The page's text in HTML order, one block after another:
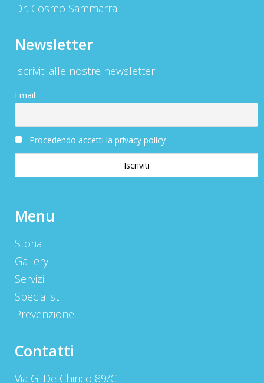
Dr. Cosmo Sammarra.
Newsletter
Iscriviti alle nostre newsletter
Email
Procedendo accetti la privacy policy
Menu
Storia
Gallery
Servizi
Specialisti
Prevenzione
Contatti
Via G. De Chirico 89/C